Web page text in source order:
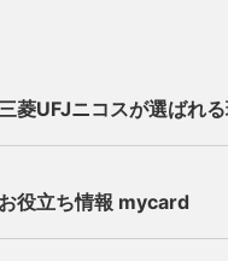
菱UFJニコスが選ばれ
お役立ち情報 mycard